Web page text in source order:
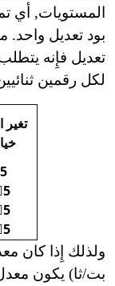
المستويات, أي
بود تعديل واحد.
تعديل فإِنه
لكل رقمين
تغير
ولذلك إِذا كان
بت/ثا) يكون